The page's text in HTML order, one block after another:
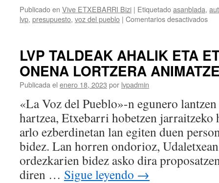
Publicado en Vive ETXEBARRI Bizi | Etiquetadoasanblada,
lvp, presupuesto, voz del pueblo | Comentarios desactivadosen
LVP TALDEAK AHALIK ETA
ONENA LORTZERA
Publicada el enero 18, 2023 por lvpadmin
«La Voz del Pueblo»-n egunero
hartzea, Etxebarri hobetzen
arlo ezberdinetan lan egiten duen
bidez. Lan horren ondorioz,
ordezkarien bidez asko dira
diren … Sigue leyendo →